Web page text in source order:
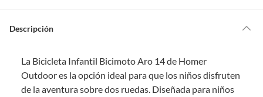
de la compra.
comprado por internet y que hay ciertas categorías que no tienen este
derecho:
Productos que, por su naturaleza, no puedan ser devueltos,
Descripción
La Bicicleta Infantil Bicimoto Aro 14 de Homer
Outdoor es la opción ideal para que los niños disfruten
de la aventura sobre dos ruedas. Diseñada para niños